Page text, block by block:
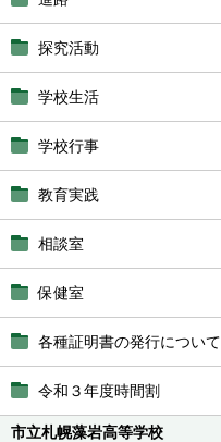
探究活動
学校生活
学校行事
教育実践
相談室
保健室
各種証明書の発行について
令和３年度時間割
市立札幌藻岩高等学校